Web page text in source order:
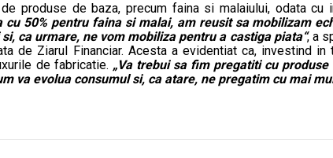
produse de baza, precum faina si malaiului, odata
cu 50% pentru faina si malai, am reusit sa mobilizam
ca urmare, ne vom mobiliza pentru a castiga piata“, a
de Ziarul Financiar. Acesta a evidentiat ca,
de fabricatie. „Va trebui sa fim pregatiti cu
va evolua consumul si, ca atare, ne pregatim cu mai